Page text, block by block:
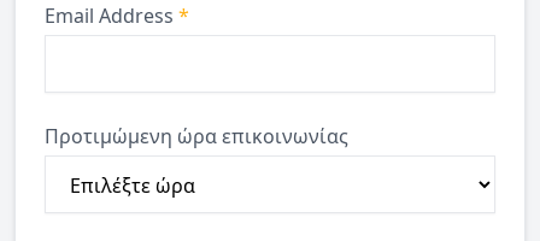
Email Address *
Προτιμώμενη ώρα επικοινωνίας